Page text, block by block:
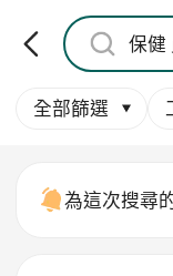
全部篩選
為這次搜尋